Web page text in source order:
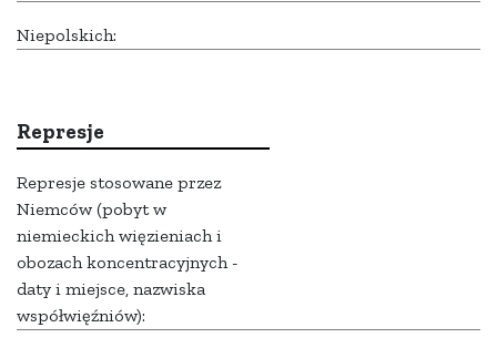
Niepolskich:
Represje
Represje stosowane przez
Niemców (pobyt w
niemieckich więzieniach i
obozach koncentracyjnych -
daty i miejsce, nazwiska
współwięźniów):